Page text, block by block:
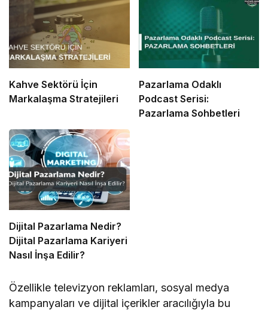
Kahve Sektörü İçin
Markalaşma Stratejileri
Pazarlama Odaklı
Podcast Serisi:
Pazarlama Sohbetleri
Dijital Pazarlama Nedir?
Dijital Pazarlama Kariyeri
Nasıl İnşa Edilir?
Özellikle televizyon reklamları, sosyal medya
kampanyaları ve dijital içerikler aracılığıyla bu